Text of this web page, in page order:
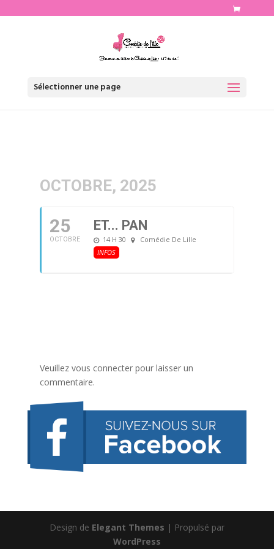
Sélectionner une page
OCTOBRE, 2025
25
OCTOBRE
ET... PAN
14 H 30
Comédie De Lille
INFOS
Veuillez vous connecter pour laisser un
commentaire.
Design de Elegant Themes | Propulsé par
WordPress